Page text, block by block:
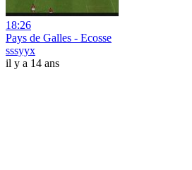
18:26
Pays de Galles - Ecosse
sssyyx
il y a 14 ans